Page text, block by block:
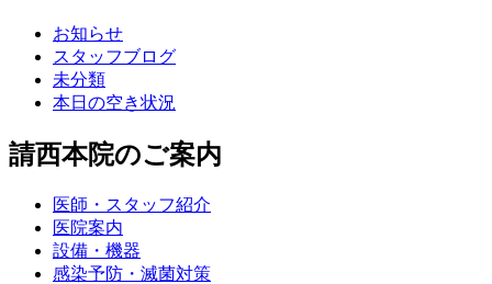
お知らせ
スタッフブログ
未分類
本日の空き状況
請西本院のご案内
医師・スタッフ紹介
医院案内
設備・機器
感染予防・滅菌対策